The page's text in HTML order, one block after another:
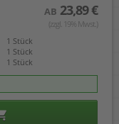
AB 23,89 €
(zzgl. 19% Mwst.)
1 Stück
1 Stück
1 Stück